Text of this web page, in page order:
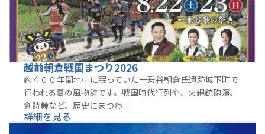
越前朝倉戦国まつり2026
約４００年間地中に眠っていた一乗谷朝倉氏遺跡城下町で
行われる夏の風物詩です。戦国時代行列や、火縄銃砲演、
剣詩舞など、歴史にまつわ…
詳細を見る